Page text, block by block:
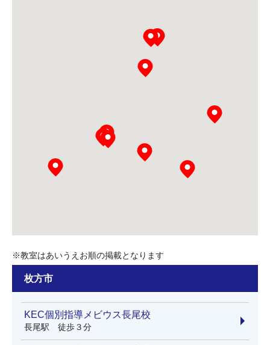
※教室はあいうえお順の掲載となります
枚方市
KEC個別指導メビウス長尾校
長尾駅 徒歩３分